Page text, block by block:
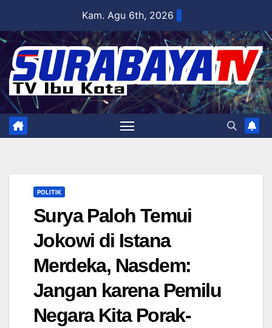
content
Kam. Agu 6th, 2026
POLITIK
Surya Paloh Temui
Jokowi di Istana
Merdeka, Nasdem:
Jangan karena Pemilu
Negara Kita Porak-